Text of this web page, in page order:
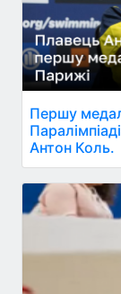
Першу
Антон Коль.